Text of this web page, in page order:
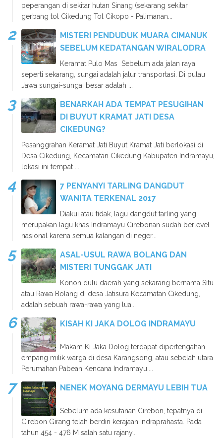
peperangan di sekitar hutan Sinang (sekarang sekitar
gerbang tol Cikedung Tol Cikopo - Palimanan...
MISTERI PENDUDUK MUARA CIMANUK
SEBELUM KEDATANGAN WIRALODRA
Keramat Pulo Mas Sebelum ada jalan raya
seperti sekarang, sungai adalah jalur transportasi. Di pulau
Jawa sungai-sungai besar adalah ...
BENARKAH ADA TEMPAT PESUGIHAN
DI BUYUT KRAMAT JATI DESA
CIKEDUNG?
Pesanggrahan Keramat Jati Buyut Kramat Jati berlokasi di
Desa Cikedung, Kecamatan Cikedung Kabupaten Indramayu,
lokasi ini tempat ...
7 PENYANYI TARLING DANGDUT
WANITA TERKENAL 2017
Diakui atau tidak, lagu dangdut tarling yang
merupakan lagu khas Indramayu Cirebonan sudah berlevel
nasional karena semua kalangan di neger...
ASAL-USUL RAWA BOLANG DAN
MISTERI TUNGGAK JATI
Konon dulu daerah yang sekarang bernama Situ
atau Rawa Bolang di desa Jatisura Kecamatan Cikedung,
adalah sebuah rawa-rawa yang lua...
KISAH KI JAKA DOLOG INDRAMAYU
Makam Ki Jaka Dolog terdapat dipertengahan
empang milik warga di desa Karangsong, atau sebelah utara
Perumahan Pabean Kencana Indramayu....
NENEK MOYANG DERMAYU LEBIH TUA
Sebelum ada kesutanan Cirebon, tepatnya di
Cirebon Girang telah berdiri kerajaan Indraprahasta. Pada
tahun 454 - 476 M salah satu rajany...